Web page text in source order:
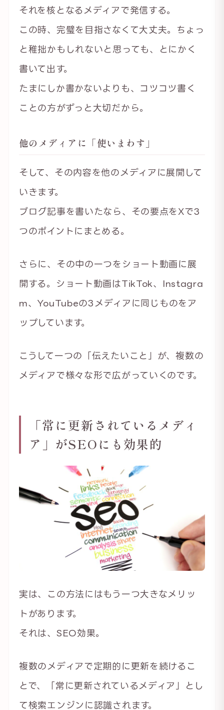
それを核となるメディアで発信する。
この時、完璧を目指さなくて大丈夫。ちょっ
と稚拙かもしれないと思っても、とにかく
書いて出す。
たまにしか書かないよりも、コツコツ書く
ことの方がずっと大切だから。
他のメディアに「使いまわす」
そして、その内容を他のメディアに展開して
いきます。
ブログ記事を書いたなら、その要点をXで3
つのポイントにまとめる。
さらに、その中の一つをショート動画に展
開する。ショート動画はTikTok、Instagra
m、YouTubeの3メディアに同じものをア
ップしています。
こうして一つの「伝えたいこと」が、複数の
メディアで様々な形で広がっていくのです。
「常に更新されているメディ
ア」がSEOにも効果的
実は、この方法にはもう一つ大きなメリッ
トがあります。
それは、SEO効果。
複数のメディアで定期的に更新を続けるこ
とで、「常に更新されているメディア」とし
て検索エンジンに認識されます。